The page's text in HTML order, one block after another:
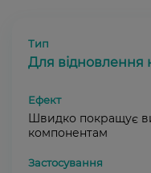
Для відновлення
Швидко покращує
компонентам